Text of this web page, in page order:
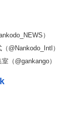
）
@Nankodo_Intl）
（@gankango）